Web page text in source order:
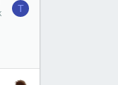
T